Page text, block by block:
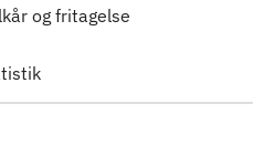
og fritagelse